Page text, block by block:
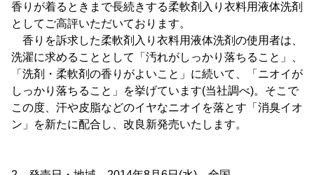
香りが着るときまで長続きする柔軟剤入り衣料用液体洗剤
としてご高評いただいております。
香りを訴求した柔軟剤入り衣料用液体洗剤の使用者は、
洗濯に求めることとして「汚れがしっかり落ちること」、
「洗剤・柔軟剤の香りがよいこと」に続いて、「ニオイが
しっかり落ちること」を挙げています(当社調べ)。そこで
この度、汗や皮脂などのイヤなニオイを落とす「消臭イオ
ン」を新たに配合し、改良新発売いたします。